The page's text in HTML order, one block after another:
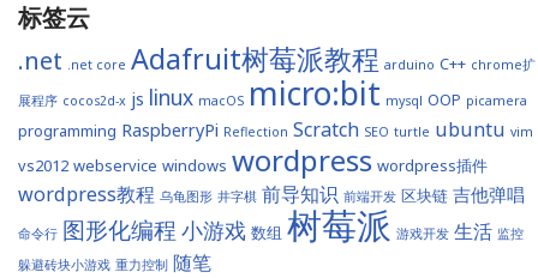
标签云
.net .net core Adafruit树莓派教程 arduino C++ chrome扩
展程序 cocos2d-x js linux macOS micro:bit mysql OOP picamera
programming RaspberryPi Reflection Scratch SEO turtle ubuntu vim
vs2012 webservice windows wordpress wordpress插件
wordpress教程 乌龟图形 井字棋 前导知识 前端开发 区块链 吉他弹唱
命令行 图形化编程 小游戏 数组 树莓派 游戏开发 生活 监控
躲避砖块小游戏 重力控制 随笔